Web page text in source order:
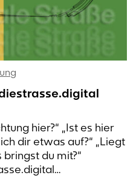
hier?“ „Ist es hier
dir etwas auf?“ „Liegt
bringst du mit?“